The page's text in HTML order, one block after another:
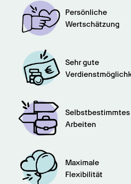
Persönliche
Wertschätzung
Sehr gute
Selbstbestimmtes
Arbeiten
Maximale
Flexibilität